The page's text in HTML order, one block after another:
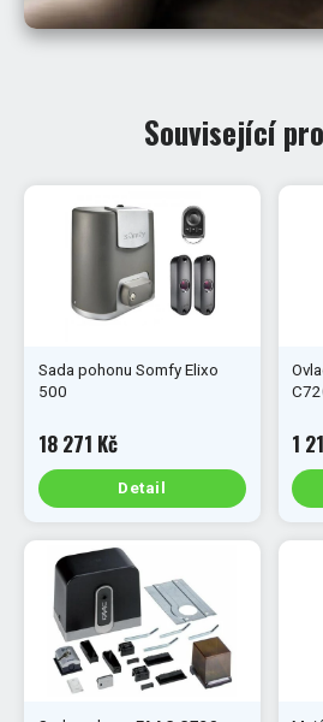
Související
Sada pohonu Somfy Elixo
500
18 271 Kč
Detail
1